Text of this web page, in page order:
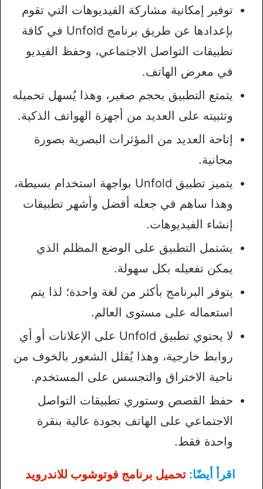
توفير إمكانية مشاركة الفيديوهات التي تقوم
بإعدادها عن طريق برنامج Unfold في كافة
تطبيقات التواصل الاجتماعي، وحفظ الفيديو
في معرض الهاتف.
يتمتع التطبيق بحجم صغير، وهذا يُسهل تحميله
وتثبيته على العديد من أجهزة الهواتف الذكية.
إتاحة العديد من المؤثرات البصرية بصورة
مجانية.
يتميز تطبيق Unfold بواجهة استخدام بسيطة،
وهذا ساهم في جعله أفضل وأشهر تطبيقات
إنشاء الفيديوهات.
يشتمل التطبيق على الوضع المظلم الذي
يمكن تفعيله بكل سهولة.
يتوفر البرنامج بأكثر من لغة واحدة؛ لذا يتم
استعماله على مستوى العالم.
لا يحتوي تطبيق Unfold على الإعلانات أو أي
روابط خارجية، وهذا يُقلل الشعور بالخوف من
ناحية الاختراق والتجسس على المستخدم.
حفظ القصص وستوري تطبيقات التواصل
الاجتماعي على الهاتف بجودة عالية بنقرة
واحدة فقط.
اقرأ أيضًا:تحميل برنامج فوتوشوب للاندرويد